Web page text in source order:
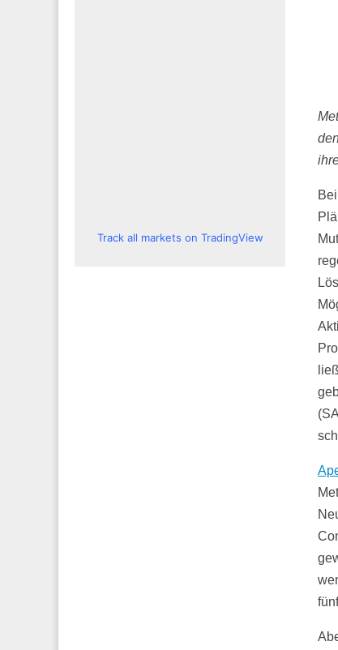
Track all markets on TradingView